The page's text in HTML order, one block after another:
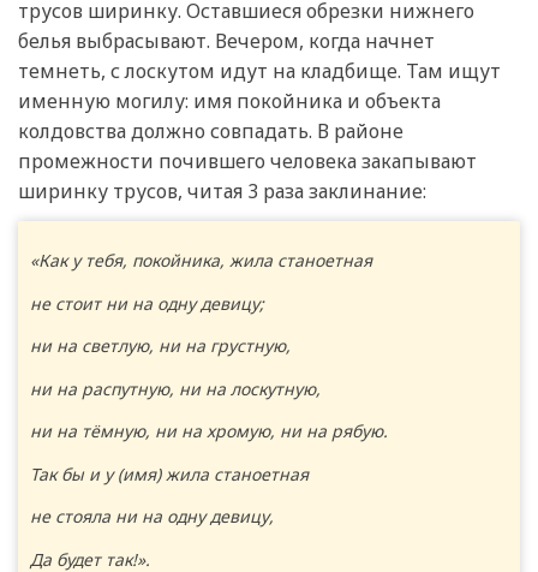
трусов ширинку. Оставшиеся обрезки нижнего
белья выбрасывают. Вечером, когда начнет
темнеть, с лоскутом идут на кладбище. Там ищут
именную могилу: имя покойника и объекта
колдовства должно совпадать. В районе
промежности почившего человека закапывают
ширинку трусов, читая 3 раза заклинание:
«Как у тебя, покойника, жила станоетная
не стоит ни на одну девицу;
ни на светлую, ни на грустную,
ни на распутную, ни на лоскутную,
ни на тёмную, ни на хромую, ни на рябую.
Так бы и у (имя) жила станоетная
не стояла ни на одну девицу,
Да будет так!».